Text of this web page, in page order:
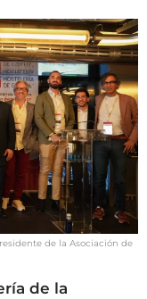
de la Asociación de
de la